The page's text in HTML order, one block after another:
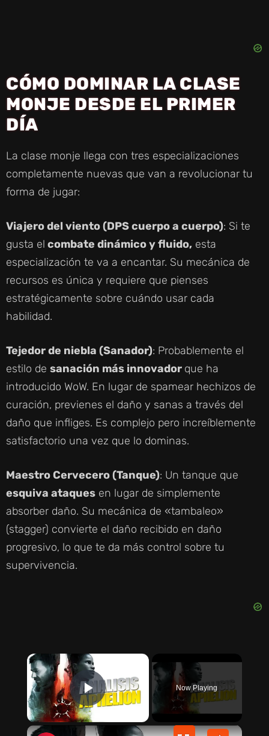
CÓMO DOMINAR LA CLASE
MONJE DESDE EL PRIMER
DÍA
La clase monje llega con tres especializaciones
completamente nuevas que van a revolucionar tu
forma de jugar:
Viajero del viento (DPS cuerpo a cuerpo): Si te
gusta el combate dinámico y fluido, esta
especialización te va a encantar. Su mecánica de
recursos es única y requiere que pienses
estratégicamente sobre cuándo usar cada
habilidad.
Tejedor de niebla (Sanador): Probablemente el
estilo de sanación más innovador que ha
introducido WoW. En lugar de spamear hechizos de
curación, previenes el daño y sanas a través del
daño que infliges. Es complejo pero increíblemente
satisfactorio una vez que lo dominas.
Maestro Cervecero (Tanque): Un tanque que
esquiva ataques en lugar de simplemente
absorber daño. Su mecánica de «tambaleo»
(stagger) convierte el daño recibido en daño
progresivo, lo que te da más control sobre tu
supervivencia.
×
PLAY VIDEO
Now Playing
×